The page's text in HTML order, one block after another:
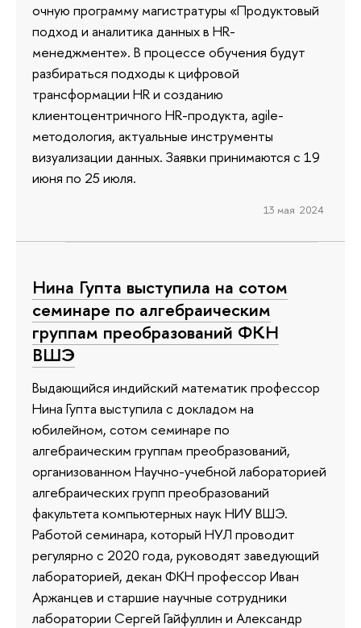
очную программу магистратуры «Продуктовый
подход и аналитика данных в HR-
менеджменте». В процессе обучения будут
разбираться подходы к цифровой
трансформации HR и созданию
клиентоцентричного HR-продукта, agile-
методология, актуальные инструменты
визуализации данных. Заявки принимаются с 19
июня по 25 июля.
13 мая 2024
Нина Гупта выступила на сотом
семинаре по алгебраическим
группам преобразований ФКН
ВШЭ
Выдающийся индийский математик профессор
Нина Гупта выступила с докладом на
юбилейном, сотом семинаре по
алгебраическим группам преобразований,
организованном Научно-учебной лабораторией
алгебраических групп преобразований
факультета компьютерных наук НИУ ВШЭ.
Работой семинара, который НУЛ проводит
регулярно с 2020 года, руководят заведующий
лабораторией, декан ФКН профессор Иван
Аржанцев и старшие научные сотрудники
лаборатории Сергей Гайфуллин и Александр